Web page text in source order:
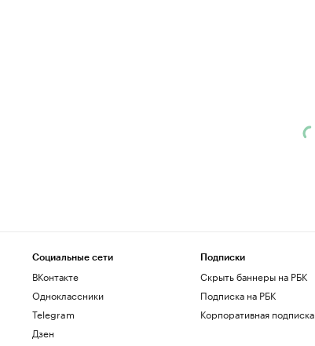
Социальные сети
ВКонтакте
Одноклассники
Telegram
Дзен
Подписки
Скрыть баннеры на РБК
Подписка на РБК
Корпоративная подписка